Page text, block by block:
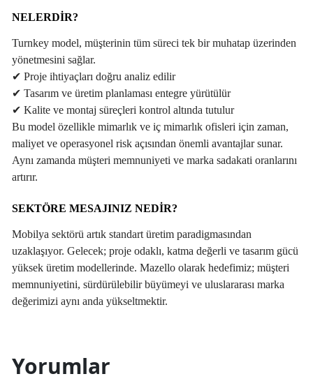
NELERDIR?
Turnkey model, müşterinin tüm süreci tek bir muhatap üzerinden
yönetmesini sağlar.
✔ Proje ihtiyaçları doğru analiz edilir
✔ Tasarım ve üretim planlaması entegre yürütülür
✔ Kalite ve montaj süreçleri kontrol altında tutulur
Bu model özellikle mimarlık ve iç mimarlık ofisleri için zaman,
maliyet ve operasyonel risk açısından önemli avantajlar sunar.
Aynı zamanda müşteri memnuniyeti ve marka sadakati oranlarını
artırır.
SEKTÖRE MESAJINIZ NEDIR?
Mobilya sektörü artık standart üretim paradigmasından
uzaklaşıyor. Gelecek; proje odaklı, katma değerli ve tasarım gücü
yüksek üretim modellerinde. Mazello olarak hedefimiz; müşteri
memnuniyetini, sürdürülebilir büyümeyi ve uluslararası marka
değerimizi aynı anda yükseltmektir.
Yorumlar